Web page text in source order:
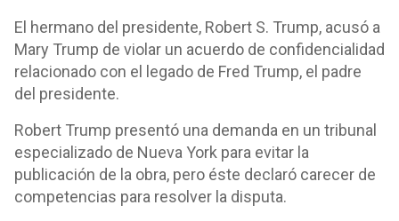
El hermano del presidente, Robert S. Trump, acusó a
Mary Trump de violar un acuerdo de confidencialidad
relacionado con el legado de Fred Trump, el padre
del presidente.
Robert Trump presentó una demanda en un tribunal
especializado de Nueva York para evitar la
publicación de la obra, pero éste declaró carecer de
competencias para resolver la disputa.